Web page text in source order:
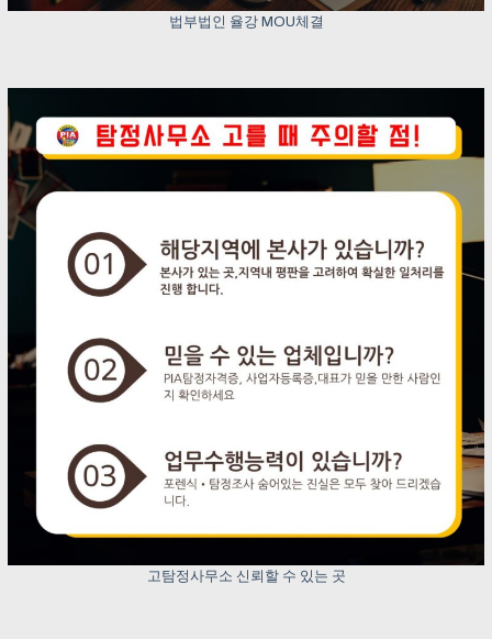
법부법인 율강 MOU체결
고탐정사무소 신뢰할 수 있는 곳